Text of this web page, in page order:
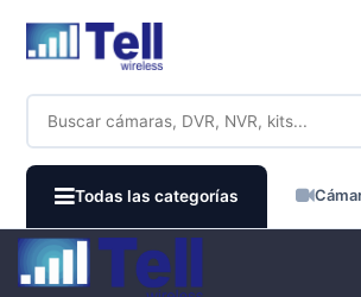
Todas las categorías